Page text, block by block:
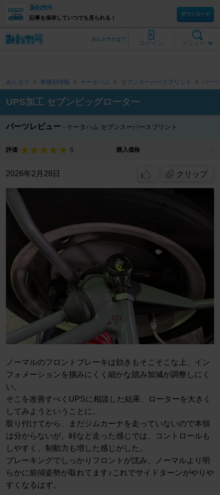
記事を保存していつでも見られる！
ダウンロード
メニュー
ログイン
みんカラとは？
みんカラ 車種別情報 ケータハム セブンスーパースプリント パー
UPS加工 セブンビッグローター
パーツレビュー ケータハム セブンスーパースプリント
評価 5 購入価格 -
2026年2月28日 クリップ
ノーマルのフロントブレーキは効きもそこそこな上、イン
フォメーションを掴みにくく細かな踏み加減が調整しにく
い。
そこを改善すべくUPSに相談した結果、ローターを大きく
してみようということに。
取り付けてから、まだジムカーナを走っていないので本領
は分からないが、峠など走った感じでは、コントロールも
しやすく、制動力も増した感じがした。
ブレーキングでしっかりフロントが沈み、ノーマルより明
らかに前傾姿勢が取れてます♪これでサイドターンがやりや
すくなるはず。